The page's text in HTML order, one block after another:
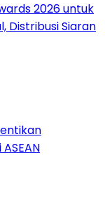
2026 untuk
Distribusi Siaran